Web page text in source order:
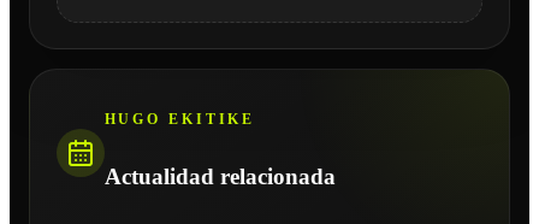
HUGO EKITIKE
Actualidad relacionada